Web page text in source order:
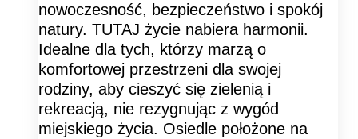
nowoczesność, bezpieczeństwo i spokój
natury. TUTAJ życie nabiera harmonii.
Idealne dla tych, którzy marzą o
komfortowej przestrzeni dla swojej
rodziny, aby cieszyć się zielenią i
rekreacją, nie rezygnując z wygód
miejskiego życia. Osiedle położone na